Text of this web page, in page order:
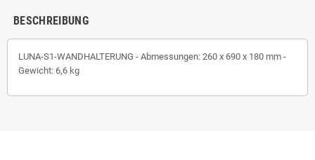
BESCHREIBUNG
LUNA-S1-WANDHALTERUNG - Abmessungen: 260 x 690 x 180 mm -
Gewicht: 6,6 kg